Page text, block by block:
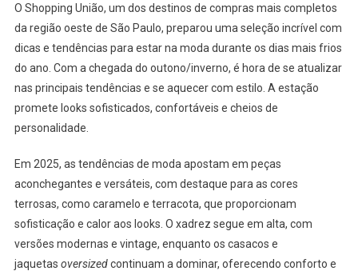
Apresenta
Catálogo
Com
Tendências
De
O Shopping União, um dos destinos de compras mais completos
da região oeste de São Paulo, preparou uma seleção incrível com
dicas e tendências para estar na moda durante os dias mais frios
do ano. Com a chegada do outono/inverno, é hora de se atualizar
nas principais tendências e se aquecer com estilo. A estação
promete looks sofisticados, confortáveis e cheios de
personalidade.
Em 2025, as tendências de moda apostam em peças
aconchegantes e versáteis, com destaque para as cores
terrosas, como caramelo e terracota, que proporcionam
sofisticação e calor aos looks. O xadrez segue em alta, com
versões modernas e vintage, enquanto os casacos e
jaquetas oversizedcontinuam a dominar, oferecendo conforto e